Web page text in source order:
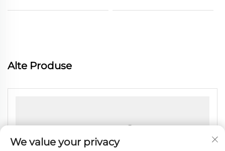
Alte Produse
We value your privacy